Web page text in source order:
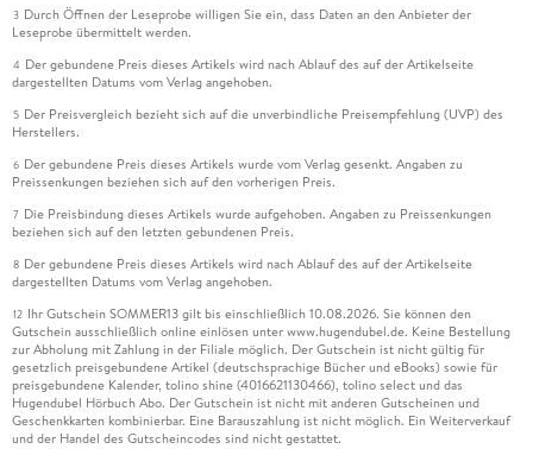
3 Durch Öffnen der Leseprobe willigen Sie ein, dass Daten an den Anbieter der
Leseprobe übermittelt werden.
4 Der gebundene Preis dieses Artikels wird nach Ablauf des auf der Artikelseite
dargestellten Datums vom Verlag angehoben.
5 Der Preisvergleich bezieht sich auf die unverbindliche Preisempfehlung (UVP) des
Herstellers.
6 Der gebundene Preis dieses Artikels wurde vom Verlag gesenkt. Angaben zu
Preissenkungen beziehen sich auf den vorherigen Preis.
7 Die Preisbindung dieses Artikels wurde aufgehoben. Angaben zu Preissenkungen
beziehen sich auf den letzten gebundenen Preis.
8 Der gebundene Preis dieses Artikels wird nach Ablauf des auf der Artikelseite
dargestellten Datums vom Verlag angehoben.
12 Ihr Gutschein SOMMER13 gilt bis einschließlich 10.08.2026. Sie können den
Gutschein ausschließlich online einlösen unter www.hugendubel.de. Keine Bestellung
zur Abholung mit Zahlung in der Filiale möglich. Der Gutschein ist nicht gültig für
gesetzlich preisgebundene Artikel (deutschsprachige Bücher und eBooks) sowie für
preisgebundene Kalender, tolino shine (4016621130466), tolino select und das
Hugendubel Hörbuch Abo. Der Gutschein ist nicht mit anderen Gutscheinen und
Geschenkkarten kombinierbar. Eine Barauszahlung ist nicht möglich. Ein Weiterverkauf
und der Handel des Gutscheincodes sind nicht gestattet.